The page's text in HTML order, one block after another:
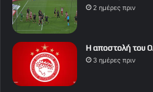
2 ημέρες πριν
Η αποστολή του
3 ημέρες πριν